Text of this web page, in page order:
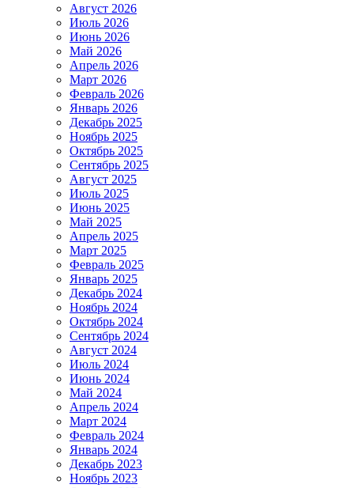
Август 2026
Июль 2026
Июнь 2026
Май 2026
Апрель 2026
Март 2026
Февраль 2026
Январь 2026
Декабрь 2025
Ноябрь 2025
Октябрь 2025
Сентябрь 2025
Август 2025
Июль 2025
Июнь 2025
Май 2025
Апрель 2025
Март 2025
Февраль 2025
Январь 2025
Декабрь 2024
Ноябрь 2024
Октябрь 2024
Сентябрь 2024
Август 2024
Июль 2024
Июнь 2024
Май 2024
Апрель 2024
Март 2024
Февраль 2024
Январь 2024
Декабрь 2023
Ноябрь 2023